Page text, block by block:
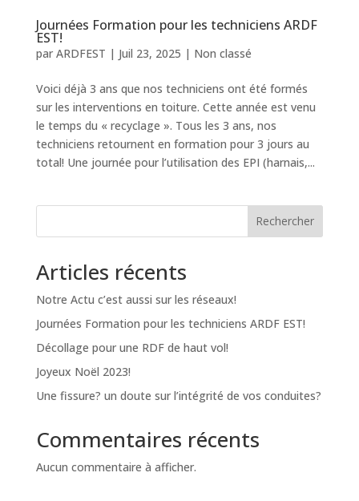
Journées Formation pour les techniciens ARDF
EST!
par ARDFEST | Juil 23, 2025 | Non classé
Voici déjà 3 ans que nos techniciens ont été formés
sur les interventions en toiture. Cette année est venu
le temps du « recyclage ». Tous les 3 ans, nos
techniciens retournent en formation pour 3 jours au
total! Une journée pour l’utilisation des EPI (harnais,...
Rechercher
Articles récents
Notre Actu c’est aussi sur les réseaux!
Journées Formation pour les techniciens ARDF EST!
Décollage pour une RDF de haut vol!
Joyeux Noël 2023!
Une fissure? un doute sur l’intégrité de vos conduites?
Commentaires récents
Aucun commentaire à afficher.